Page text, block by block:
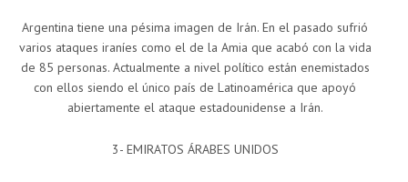
Argentina tiene una pésima imagen de Irán. En el pasado sufrió
varios ataques iraníes como el de la Amia que acabó con la vida
de 85 personas. Actualmente a nivel político están enemistados
con ellos siendo el único país de Latinoamérica que apoyó
abiertamente el ataque estadounidense a Irán.
3- EMIRATOS ÁRABES UNIDOS